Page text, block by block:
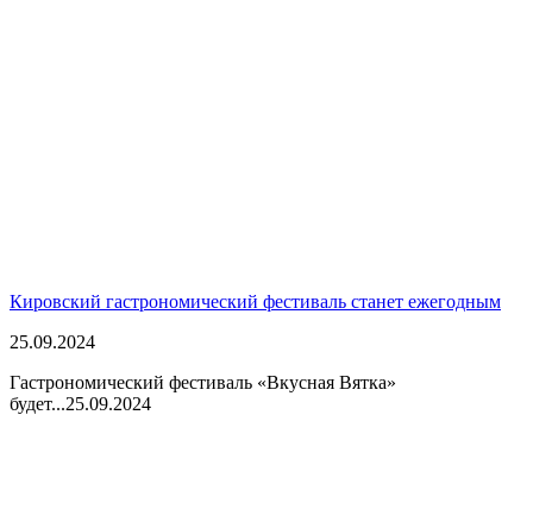
Кировский гастрономический фестиваль станет ежегодным
25.09.2024
Гастрономический фестиваль «Вкусная Вятка»
будет...25.09.2024